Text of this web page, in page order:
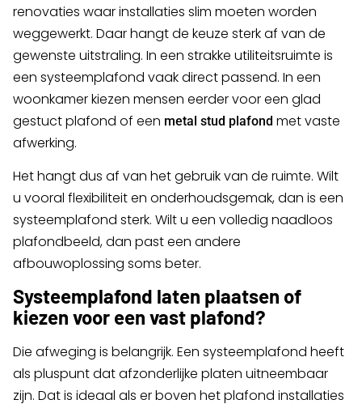
renovaties waar installaties slim moeten worden
weggewerkt. Daar hangt de keuze sterk af van de
gewenste uitstraling. In een strakke utiliteitsruimte is
een systeemplafond vaak direct passend. In een
woonkamer kiezen mensen eerder voor een glad
gestuct plafond of een metal stud plafond met vaste
afwerking.
Het hangt dus af van het gebruik van de ruimte. Wilt
u vooral flexibiliteit en onderhoudsgemak, dan is een
systeemplafond sterk. Wilt u een volledig naadloos
plafondbeeld, dan past een andere
afbouwoplossing soms beter.
Systeemplafond laten plaatsen of
kiezen voor een vast plafond?
Die afweging is belangrijk. Een systeemplafond heeft
als pluspunt dat afzonderlijke platen uitneembaar
zijn. Dat is ideaal als er boven het plafond installaties